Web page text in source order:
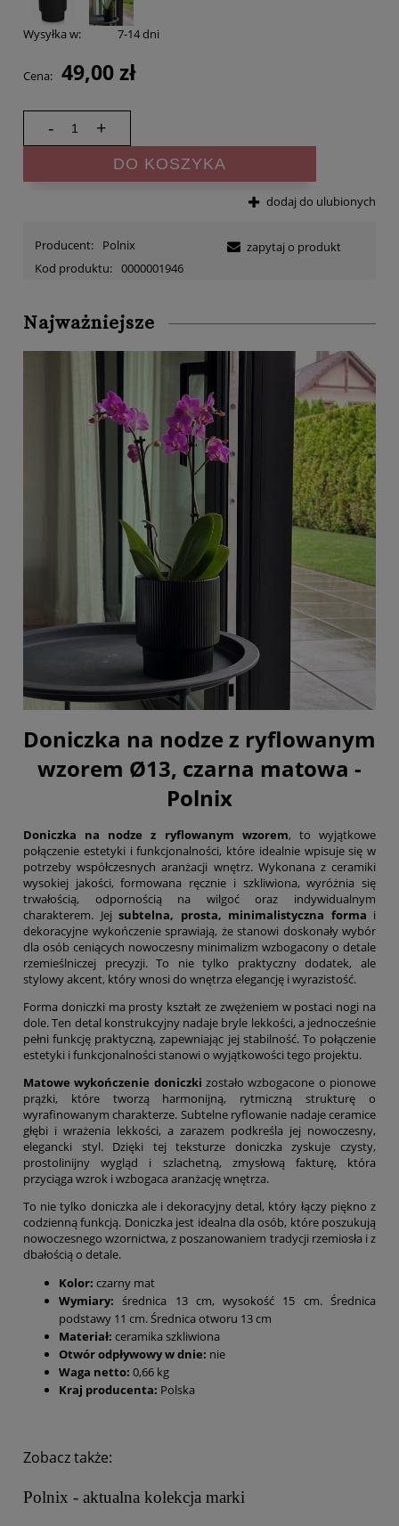
Wysyłka w: 7-14 dni
Cena: 49,00 zł
- +
DO KOSZYKA
dodaj do ulubionych
Producent:
Polnix
Kod produktu: 0000001946
zapytaj o produkt
Najważniejsze
Doniczka na nodze z ryflowanym
wzorem Ø13, czarna matowa -
Polnix
Doniczka na nodze z ryflowanym wzorem, to wyjątkowe
połączenie estetyki i funkcjonalności, które idealnie wpisuje się w
potrzeby współczesnych aranżacji wnętrz. Wykonana z ceramiki
wysokiej jakości, formowana ręcznie i szkliwiona, wyróżnia się
trwałością, odpornością na wilgoć oraz indywidualnym
charakterem. Jej subtelna, prosta, minimalistyczna forma i
dekoracyjne wykończenie sprawiają, że stanowi doskonały wybór
dla osób ceniących nowoczesny minimalizm wzbogacony o detale
rzemieślniczej precyzji. To nie tylko praktyczny dodatek, ale
stylowy akcent, który wnosi do wnętrza elegancję i wyrazistość.
Forma doniczki ma prosty kształt ze zwężeniem w postaci nogi na
dole. Ten detal konstrukcyjny nadaje bryle lekkości, a jednocześnie
pełni funkcję praktyczną, zapewniając jej stabilność. To połączenie
estetyki i funkcjonalności stanowi o wyjątkowości tego projektu.
Matowe wykończenie doniczki zostało wzbogacone o pionowe
prążki, które tworzą harmonijną, rytmiczną strukturę o
wyrafinowanym charakterze. Subtelne ryflowanie nadaje ceramice
głębi i wrażenia lekkości, a zarazem podkreśla jej nowoczesny,
elegancki styl. Dzięki tej teksturze doniczka zyskuje czysty,
prostolinijny wygląd i szlachetną, zmysłową fakturę, która
przyciąga wzrok i wzbogaca aranżację wnętrza.
To nie tylko doniczka ale i dekoracyjny detal, który łączy piękno z
codzienną funkcją. Doniczka jest idealna dla osób, które poszukują
nowoczesnego wzornictwa, z poszanowaniem tradycji rzemiosła i z
dbałością o detale.
Kolor: czarny mat
Wymiary:średnica 13 cm, wysokość 15 cm. Średnica
podstawy 11 cm. Średnica otworu 13 cm
Materiał: ceramika szkliwiona
Otwór odpływowy w dnie: nie
Waga netto: 0,66 kg
Kraj producenta: Polska
Zobacz także:
Polnix - aktualna kolekcja marki